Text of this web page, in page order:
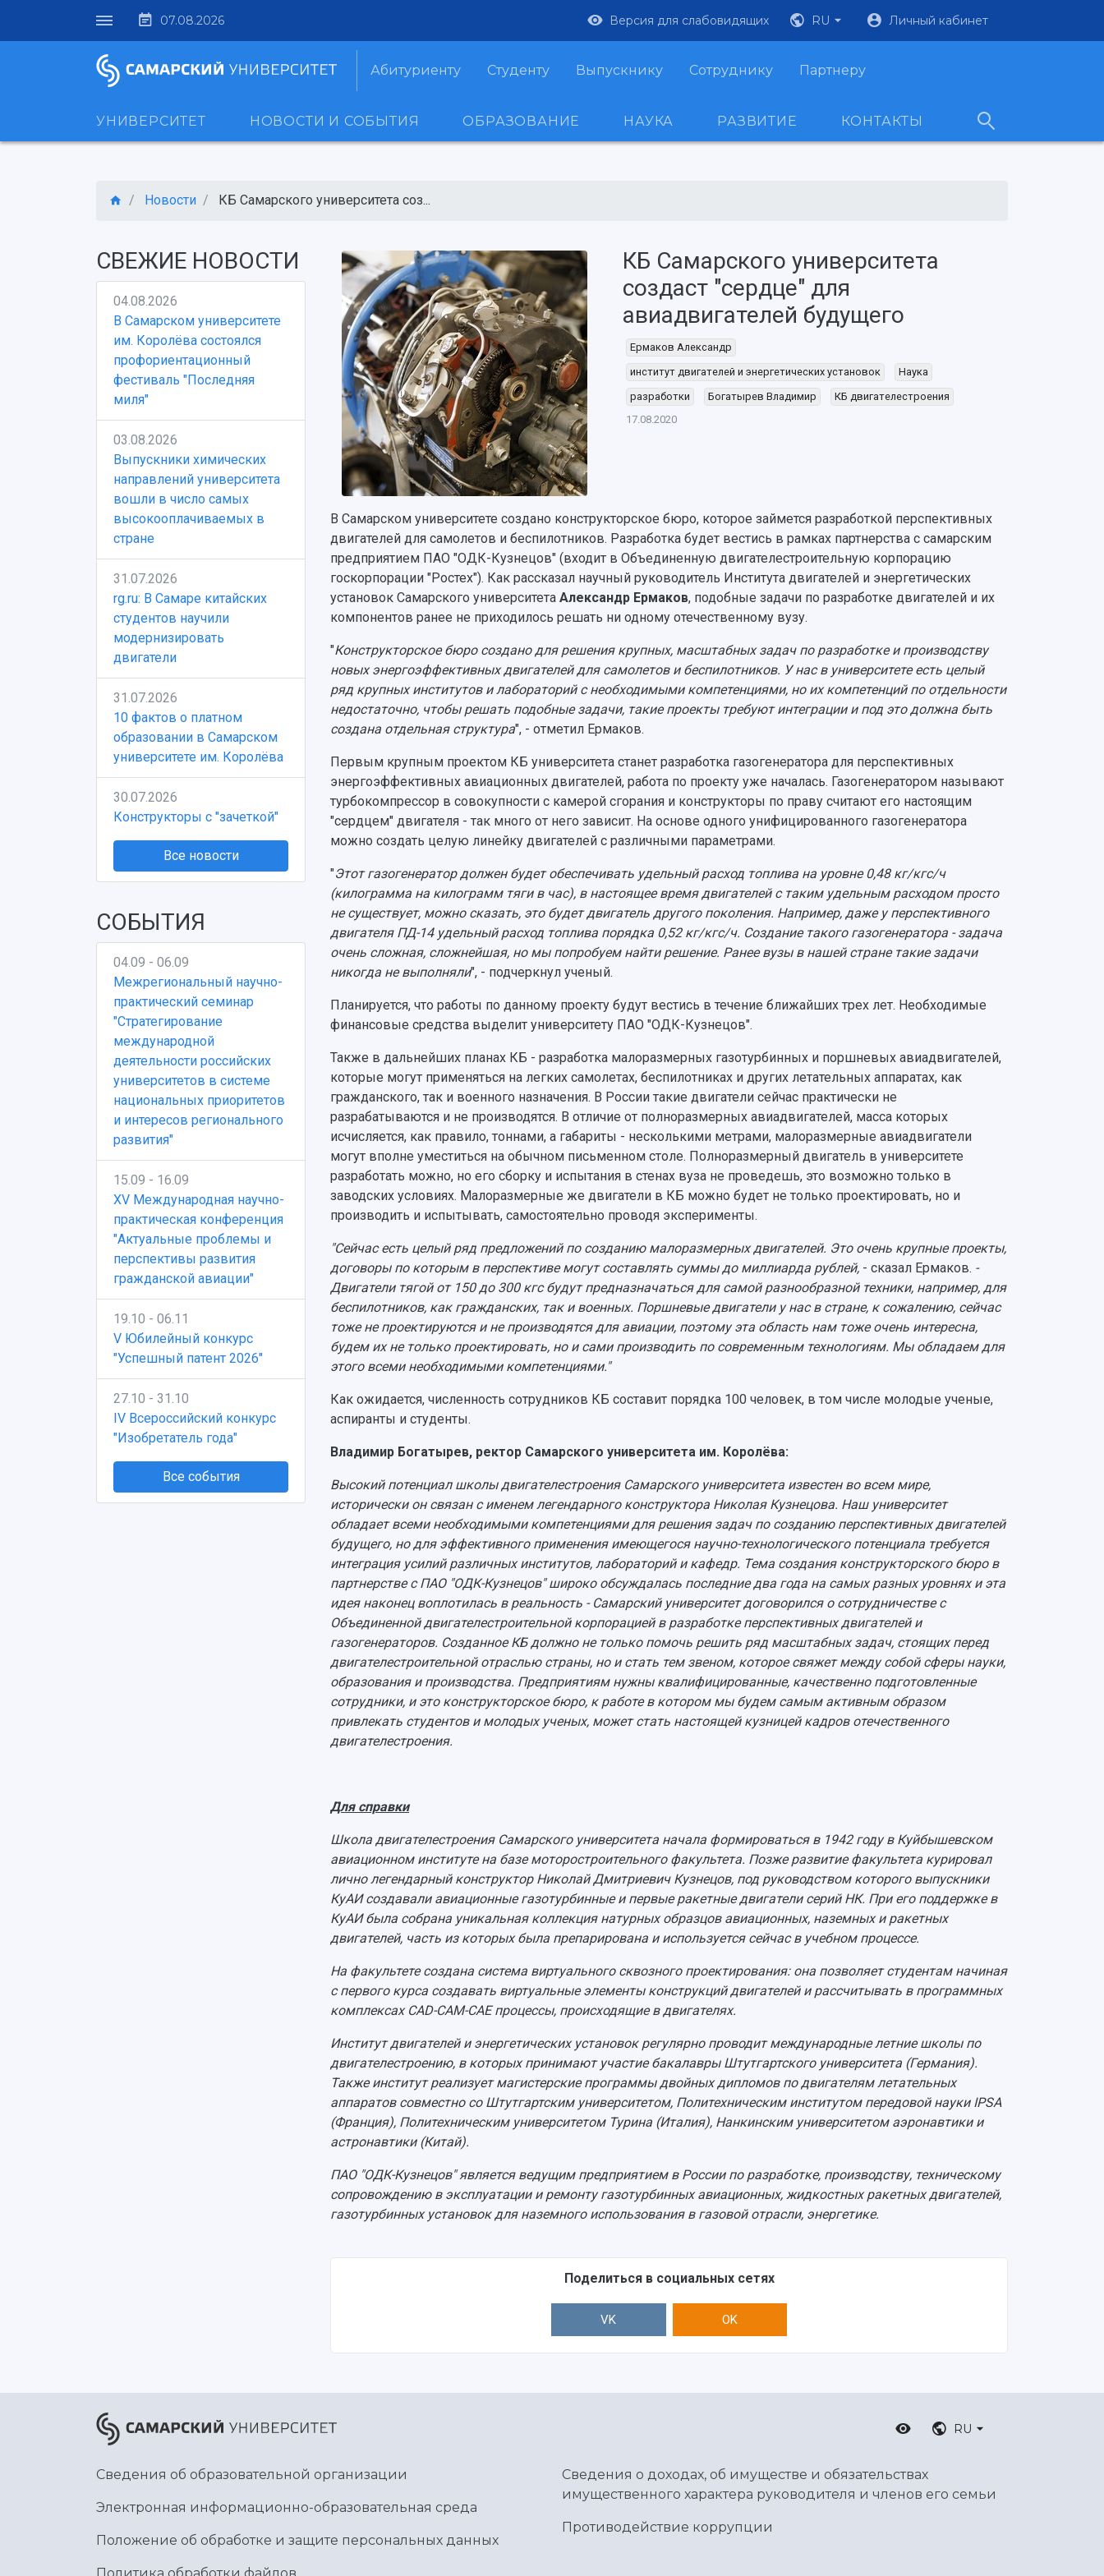
07.08.2026 Версия для слабовидящих RU Личный кабинет
Абитуриенту Студенту Выпускнику Сотруднику Партнеру
УНИВЕРСИТЕТ НОВОСТИ И СОБЫТИЯ ОБРАЗОВАНИЕ НАУКА РАЗВИТИЕ КОНТАКТЫ
Новости КБ Самарского университета соз...
СВЕЖИЕ НОВОСТИ
04.08.2026
В Самарском университете
им. Королёва состоялся
профориентационный
фестиваль "Последняя
миля"
03.08.2026
Выпускники химических
направлений университета
вошли в число самых
высокооплачиваемых в
стране
31.07.2026
rg.ru: В Самаре китайских
студентов научили
модернизировать
двигатели
31.07.2026
10 фактов о платном
образовании в Самарском
университете им. Королёва
30.07.2026
Конструкторы с "зачеткой"
Все новости
СОБЫТИЯ
04.09 - 06.09
Межрегиональный научно-
практический семинар
"Стратегирование
международной
деятельности российских
университетов в системе
национальных приоритетов
и интересов регионального
развития"
15.09 - 16.09
XV Международная научно-
практическая конференция
"Актуальные проблемы и
перспективы развития
гражданской авиации"
19.10 - 06.11
V Юбилейный конкурс
"Успешный патент 2026"
27.10 - 31.10
IV Всероссийский конкурс
"Изобретатель года"
Все события
КБ Самарского университета
создаст "сердце" для
авиадвигателей будущего
Ермаков Александр
институт двигателей и энергетических установок
Наука
разработки
Богатырев Владимир
КБ двигателестроения
17.08.2020
В Самарском университете создано конструкторское бюро, которое займется разработкой перспективных
двигателей для самолетов и беспилотников. Разработка будет вестись в рамках партнерства с самарским
предприятием ПАО "ОДК-Кузнецов" (входит в Объединенную двигателестроительную корпорацию
госкорпорации "Ростех"). Как рассказал научный руководитель Института двигателей и энергетических
установок Самарского университета Александр Ермаков, подобные задачи по разработке двигателей и их
компонентов ранее не приходилось решать ни одному отечественному вузу.
"Конструкторское бюро создано для решения крупных, масштабных задач по разработке и производству
новых энергоэффективных двигателей для самолетов и беспилотников. У нас в университете есть целый
ряд крупных институтов и лабораторий с необходимыми компетенциями, но их компетенций по отдельности
недостаточно, чтобы решать подобные задачи, такие проекты требуют интеграции и под это должна быть
создана отдельная структура", - отметил Ермаков.
Первым крупным проектом КБ университета станет разработка газогенератора для перспективных
энергоэффективных авиационных двигателей, работа по проекту уже началась. Газогенератором называют
турбокомпрессор в совокупности с камерой сгорания и конструкторы по праву считают его настоящим
"сердцем" двигателя - так много от него зависит. На основе одного унифицированного газогенератора
можно создать целую линейку двигателей с различными параметрами.
"Этот газогенератор должен будет обеспечивать удельный расход топлива на уровне 0,48 кг/кгс/ч
(килограмма на килограмм тяги в час), в настоящее время двигателей с таким удельным расходом просто
не существует, можно сказать, это будет двигатель другого поколения. Например, даже у перспективного
двигателя ПД-14 удельный расход топлива порядка 0,52 кг/кгс/ч. Создание такого газогенератора - задача
очень сложная, сложнейшая, но мы попробуем найти решение. Ранее вузы в нашей стране такие задачи
никогда не выполняли", - подчеркнул ученый.
Планируется, что работы по данному проекту будут вестись в течение ближайших трех лет. Необходимые
финансовые средства выделит университету ПАО "ОДК-Кузнецов".
Также в дальнейших планах КБ - разработка малоразмерных газотурбинных и поршневых авиадвигателей,
которые могут применяться на легких самолетах, беспилотниках и других летательных аппаратах, как
гражданского, так и военного назначения. В России такие двигатели сейчас практически не
разрабатываются и не производятся. В отличие от полноразмерных авиадвигателей, масса которых
исчисляется, как правило, тоннами, а габариты - несколькими метрами, малоразмерные авиадвигатели
могут вполне уместиться на обычном письменном столе. Полноразмерный двигатель в университете
разработать можно, но его сборку и испытания в стенах вуза не проведешь, это возможно только в
заводских условиях. Малоразмерные же двигатели в КБ можно будет не только проектировать, но и
производить и испытывать, самостоятельно проводя эксперименты.
"Сейчас есть целый ряд предложений по созданию малоразмерных двигателей. Это очень крупные проекты,
договоры по которым в перспективе могут составлять суммы до миллиарда рублей, - сказал Ермаков. -
Двигатели тягой от 150 до 300 кгс будут предназначаться для самой разнообразной техники, например, для
беспилотников, как гражданских, так и военных. Поршневые двигатели у нас в стране, к сожалению, сейчас
тоже не проектируются и не производятся для авиации, поэтому эта область нам тоже очень интересна,
будем их не только проектировать, но и сами производить по современным технологиям. Мы обладаем для
этого всеми необходимыми компетенциями."
Как ожидается, численность сотрудников КБ составит порядка 100 человек, в том числе молодые ученые,
аспиранты и студенты.
Владимир Богатырев, ректор Самарского университета им. Королёва:
Высокий потенциал школы двигателестроения Самарского университета известен во всем мире,
исторически он связан с именем легендарного конструктора Николая Кузнецова. Наш университет
обладает всеми необходимыми компетенциями для решения задач по созданию перспективных двигателей
будущего, но для эффективного применения имеющегося научно-технологического потенциала требуется
интеграция усилий различных институтов, лабораторий и кафедр. Тема создания конструкторского бюро в
партнерстве с ПАО "ОДК-Кузнецов" широко обсуждалась последние два года на самых разных уровнях и эта
идея наконец воплотилась в реальность - Самарский университет договорился о сотрудничестве с
Объединенной двигателестроительной корпорацией в разработке перспективных двигателей и
газогенераторов. Созданное КБ должно не только помочь решить ряд масштабных задач, стоящих перед
двигателестроительной отраслью страны, но и стать тем звеном, которое свяжет между собой сферы науки,
образования и производства. Предприятиям нужны квалифицированные, качественно подготовленные
сотрудники, и это конструкторское бюро, к работе в котором мы будем самым активным образом
привлекать студентов и молодых ученых, может стать настоящей кузницей кадров отечественного
двигателестроения.
Для справки
Школа двигателестроения Самарского университета начала формироваться в 1942 году в Куйбышевском
авиационном институте на базе моторостроительного факультета. Позже развитие факультета курировал
лично легендарный конструктор Николай Дмитриевич Кузнецов, под руководством которого выпускники
КуАИ создавали авиационные газотурбинные и первые ракетные двигатели серий НК. При его поддержке в
КуАИ была собрана уникальная коллекция натурных образцов авиационных, наземных и ракетных
двигателей, часть из которых была препарирована и используется сейчас в учебном процессе.
На факультете создана система виртуального сквозного проектирования: она позволяет студентам начиная
с первого курса создавать виртуальные элементы конструкций двигателей и рассчитывать в программных
комплексах CAD-CAM-CAE процессы, происходящие в двигателях.
Институт двигателей и энергетических установок регулярно проводит международные летние школы по
двигателестроению, в которых принимают участие бакалавры Штутгартского университета (Германия).
Также институт реализует магистерские программы двойных дипломов по двигателям летательных
аппаратов совместно со Штутгартским университетом, Политехническим институтом передовой науки IPSA
(Франция), Политехническим университетом Турина (Италия), Нанкинским университетом аэронавтики и
астронавтики (Китай).
ПАО "ОДК-Кузнецов" является ведущим предприятием в России по разработке, производству, техническому
сопровождению в эксплуатации и ремонту газотурбинных авиационных, жидкостных ракетных двигателей,
газотурбинных установок для наземного использования в газовой отрасли, энергетике.
Поделиться в социальных сетях
VK OK
RU
Сведения об образовательной организации
Электронная информационно-образовательная среда
Положение об обработке и защите персональных данных
Сведения о доходах, об имуществе и обязательствах
имущественного характера руководителя и членов его семьи
Противодействие коррупции